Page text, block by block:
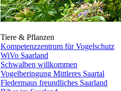
Tiere & Pflanzen
Kompetenzzentrum für Vogelschutz
WiVo Saarland
Schwalben willkommen
Vogelberingung Mittleres Saartal
Fledermaus freundliches Saarland